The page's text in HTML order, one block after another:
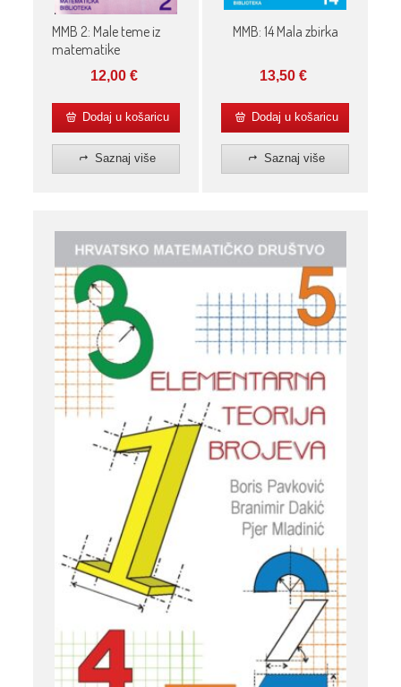
MMB 2: Male teme iz
matematike
12,00€
Dodaj u košaricu
Saznaj više
MMB: 14 Mala zbirka
13,50€
Dodaj u košaricu
Saznaj više